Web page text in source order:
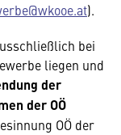
).
bei
liegen und
der
der OÖ
OÖ der